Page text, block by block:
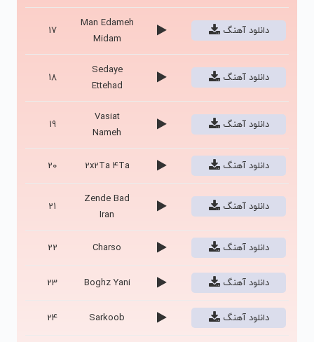
17
Man Edameh
Midam
دانلود آهنگ
18
Sedaye
Ettehad
دانلود آهنگ
19
Vasiat
Nameh
دانلود آهنگ
20 2x2Ta 4Ta دانلود آهنگ
21
Zende Bad
Iran
دانلود آهنگ
22 Charso دانلود آهنگ
23 Boghz Yani دانلود آهنگ
24 Sarkoob دانلود آهنگ